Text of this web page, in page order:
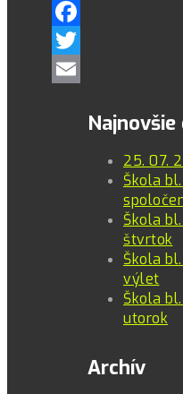
Facebook
Twitter
25. 07.
Škola
Škola
štvrtok
Škola
výlet
Škola
utorok
Archív